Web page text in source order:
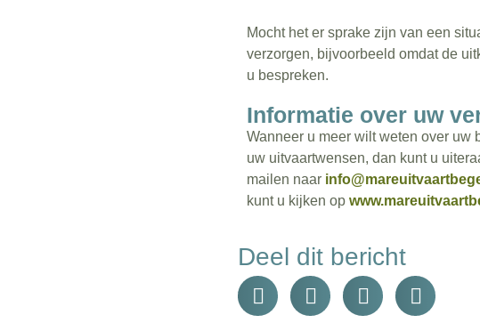
Mocht het er sprake zijn van een
verzorgen, bijvoorbeeld omdat de
u bespreken.
Informatie over uw
Wanneer u meer wilt weten over uw
uw uitvaartwensen, dan kunt u
mailen naar
kunt u kijken op
Deel dit bericht